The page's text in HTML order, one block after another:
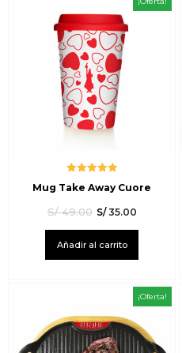
Mug Take Away Cuore
S/49.00 S/35.00
Añadir al carrito
con 5.00de
¡Oferta!